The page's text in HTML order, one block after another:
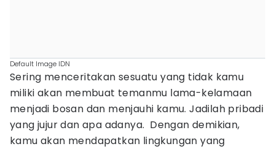
Default Image IDN
Sering menceritakan sesuatu yang tidak kamu
miliki akan membuat temanmu lama-kelamaan
menjadi bosan dan menjauhi kamu. Jadilah pribadi
yang jujur dan apa adanya. Dengan demikian,
kamu akan mendapatkan lingkungan yang